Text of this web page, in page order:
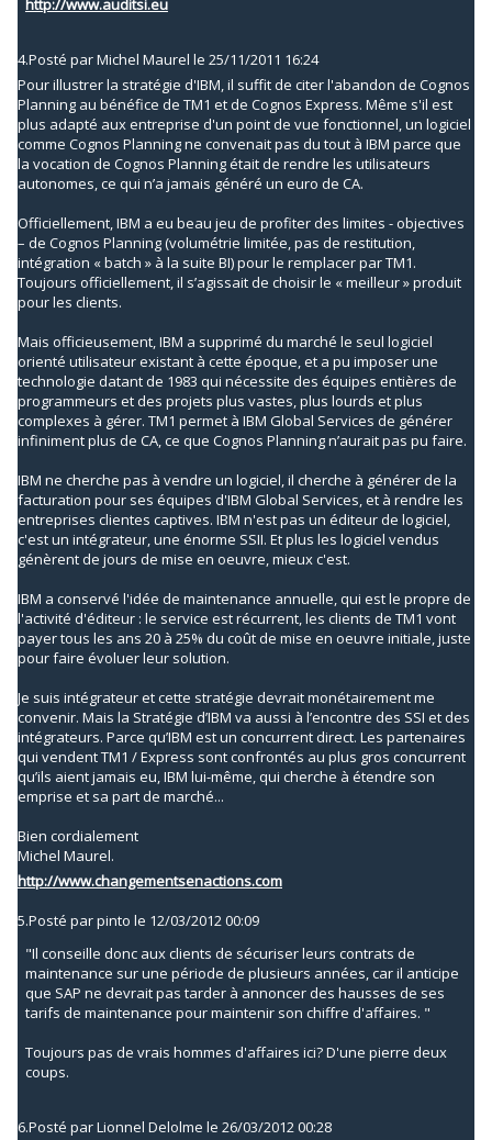
http://www.auditsi.eu
4.Posté parMichel Maurel le 25/11/2011 16:24
Pour illustrer la stratégie d'IBM, il suffit de citer l'abandon de Cognos
Planning au bénéfice de TM1 et de Cognos Express. Même s'il est
plus adapté aux entreprise d'un point de vue fonctionnel, un logiciel
comme Cognos Planning ne convenait pas du tout à IBM parce que
la vocation de Cognos Planning était de rendre les utilisateurs
autonomes, ce qui n’a jamais généré un euro de CA.
Officiellement, IBM a eu beau jeu de profiter des limites - objectives
– de Cognos Planning (volumétrie limitée, pas de restitution,
intégration « batch » à la suite BI) pour le remplacer par TM1.
Toujours officiellement, il s’agissait de choisir le « meilleur » produit
pour les clients.
Mais officieusement, IBM a supprimé du marché le seul logiciel
orienté utilisateur existant à cette époque, et a pu imposer une
technologie datant de 1983 qui nécessite des équipes entières de
programmeurs et des projets plus vastes, plus lourds et plus
complexes à gérer. TM1 permet à IBM Global Services de générer
infiniment plus de CA, ce que Cognos Planning n’aurait pas pu faire.
IBM ne cherche pas à vendre un logiciel, il cherche à générer de la
facturation pour ses équipes d'IBM Global Services, et à rendre les
entreprises clientes captives. IBM n'est pas un éditeur de logiciel,
c'est un intégrateur, une énorme SSII. Et plus les logiciel vendus
génèrent de jours de mise en oeuvre, mieux c'est.
IBM a conservé l'idée de maintenance annuelle, qui est le propre de
l'activité d'éditeur : le service est récurrent, les clients de TM1 vont
payer tous les ans 20 à 25% du coût de mise en oeuvre initiale, juste
pour faire évoluer leur solution.
Je suis intégrateur et cette stratégie devrait monétairement me
convenir. Mais la Stratégie d’IBM va aussi à l’encontre des SSI et des
intégrateurs. Parce qu’IBM est un concurrent direct. Les partenaires
qui vendent TM1 / Express sont confrontés au plus gros concurrent
qu’ils aient jamais eu, IBM lui-même, qui cherche à étendre son
emprise et sa part de marché...
Bien cordialement
Michel Maurel.
http://www.changementsenactions.com
5.Posté parpinto le 12/03/2012 00:09
"Il conseille donc aux clients de sécuriser leurs contrats de
maintenance sur une période de plusieurs années, car il anticipe
que SAP ne devrait pas tarder à annoncer des hausses de ses
tarifs de maintenance pour maintenir son chiffre d'affaires. "
Toujours pas de vrais hommes d'affaires ici? D'une pierre deux
coups.
6.Posté parLionnel Delolme le 26/03/2012 00:28